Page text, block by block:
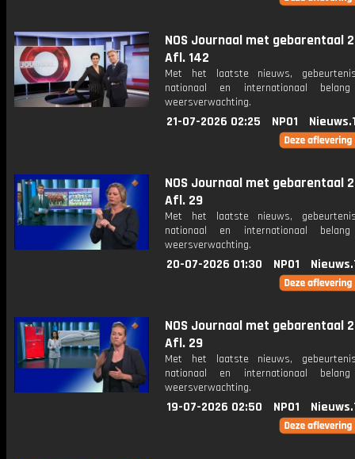
NOS Journaal met gebarentaal
Afl. 142
Met het laatste nieuws,
nationaal en internationaal
weersverwachting.
21-07-2026 02:25 NPO1
NOS Journaal met gebarentaal
Afl. 29
Met het laatste nieuws,
nationaal en internationaal
weersverwachting.
20-07-2026 01:30 NPO1
NOS Journaal met gebarentaal
Afl. 29
Met het laatste nieuws,
nationaal en internationaal
weersverwachting.
19-07-2026 02:50 NPO1